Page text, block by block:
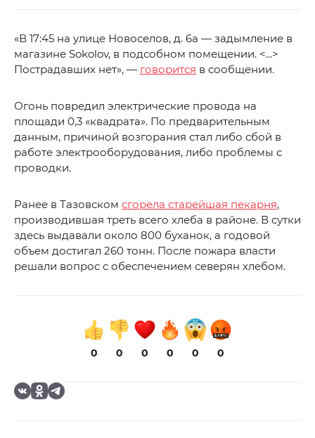
«В 17:45 на улице Новоселов, д. 6а — задымление в
магазине Sokolov, в подсобном помещении. <...>
Пострадавших нет», — говорится в сообщении.
Огонь повредил электрические провода на
площади 0,3 «квадрата». По предварительным
данным, причиной возгорания стал либо сбой в
работе электрооборудования, либо проблемы с
проводки.
Ранее в Тазовском сгорела старейшая пекарня,
производившая треть всего хлеба в районе. В сутки
здесь выдавали около 800 буханок, а годовой
объем достигал 260 тонн. После пожара власти
решали вопрос с обеспечением северян хлебом.
0 0 0 0 0 0